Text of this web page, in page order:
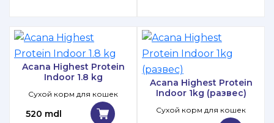
Acana Highest Protein
Indoor 1.8 kg
Сухой корм для кошек
520 mdl
Acana Highest Protein
Indoor 1kg (развес)
Сухой корм для кошек